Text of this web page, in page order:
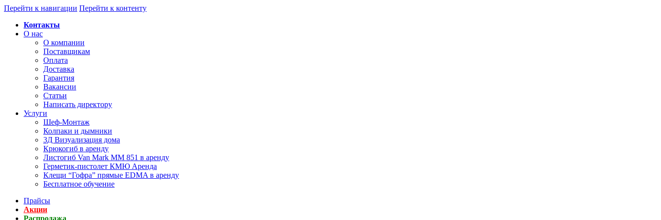
Перейти к навигации Перейти к контенту
Контакты
О нас
О компании
Поставщикам
Оплата
Доставка
Гарантия
Вакансии
Статьи
Написать директору
Услуги
Шеф-Монтаж
Колпаки и дымники
3Д Визуализация дома
Крюкогиб в аренду
Листогиб Van Mark MM 851 в аренду
Герметик-пистолет КМЮ Аренда
Клещи “Гофра” прямые EDMA в аренду
Бесплатное обучение
Прайсы
Акции
Распродажа